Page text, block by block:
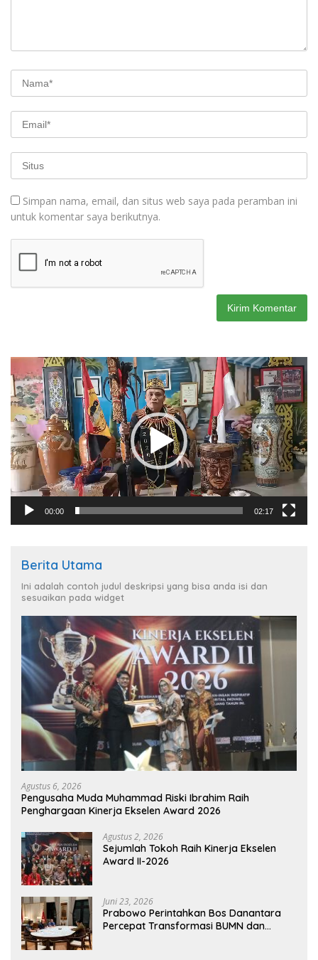
Simpan nama, email, dan situs web saya pada peramban ini
untuk komentar saya berikutnya.
Pemutar
Video
00:00 02:17
Berita Utama
Ini adalah contoh judul deskripsi yang bisa anda isi dan
sesuaikan pada widget
Agustus 6, 2026
Pengusaha Muda Muhammad Riski Ibrahim Raih
Penghargaan Kinerja Ekselen Award 2026
Agustus 2, 2026
Sejumlah Tokoh Raih Kinerja Ekselen
Award II-2026
Juni 23, 2026
Prabowo Perintahkan Bos Danantara
Percepat Transformasi BUMN dan